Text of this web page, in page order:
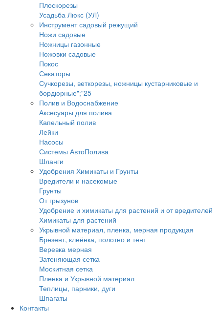
Плоскорезы
Усадьба Люкс (УЛ)
Инструмент садовый режущий
Ножи садовые
Ножницы газонные
Ножовки садовые
Покос
Секаторы
Сучкорезы, веткорезы, ножницы кустарниковые и
бордюрные";"25
Полив и Водоснабжение
Аксесуары для полива
Капельный полив
Лейки
Насосы
Системы АвтоПолива
Шланги
Удобрения Химикаты и Грунты
Вредители и насекомые
Грунты
От грызунов
Удобрение и химикаты для растений и от вредителей
Химикаты для растений
Укрывной материал, пленка, мерная продукцая
Брезент, клеёнка, полотно и тент
Веревка мерная
Затеняющая сетка
Москитная сетка
Пленка и Укрывной материал
Теплицы, парники, дуги
Шпагаты
Контакты